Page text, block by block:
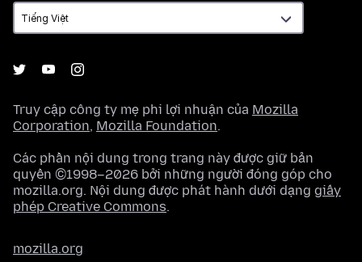
Truy cập công ty mẹ phi lợi nhuận của Mozilla
Corporation, Mozilla Foundation.
Các phần nội dung trong trang này được giữ bản
quyền ©1998–2026 bởi những người đóng góp cho
mozilla.org. Nội dung được phát hành dưới dạng giấy
phép Creative Commons.
mozilla.org